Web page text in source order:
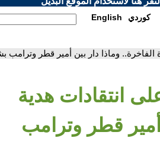
English كوردي
وماذا دار بين أمير قطر وترامب
انتقادات هدية
أمير قطر وترامب